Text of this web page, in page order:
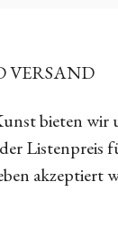
VERSAND
bieten wir
Listenpreis
akzeptiert